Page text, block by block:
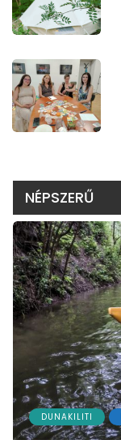
NÉPSZERŰ
DUNAKILITI